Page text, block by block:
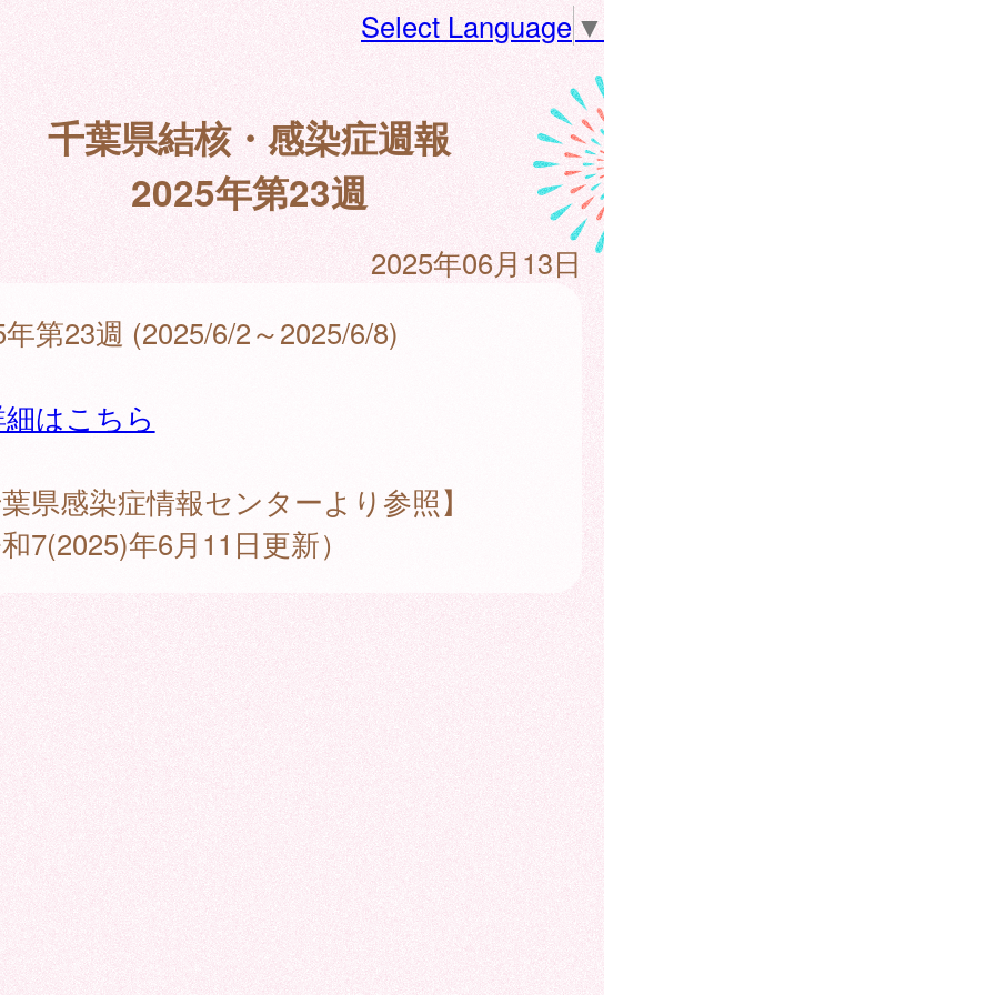
Select Language▼
千葉県結核・感染症週報
2025年第23週
2025年06月13日
第23週 (2025/6/2～2025/6/8)
はこちら
県感染症情報センターより参照】
7(2025)年6月11日更新）